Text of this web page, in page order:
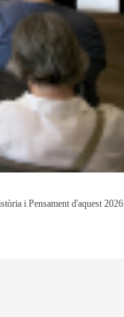
i Pensament d'aquest 2026.